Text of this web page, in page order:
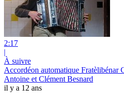
2:17
|
À suivre
Accordéon automatique Fratèlibénar
Antoine et Clément Besnard
il y a 12 ans